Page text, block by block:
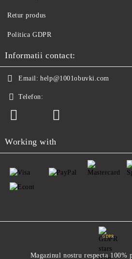
Retur produs
Politica GDPR
Informatii contact:
Email: help@1001obuvki.com
Telefon:
Working with
GDPR
Magazinul nostru respecta 100%